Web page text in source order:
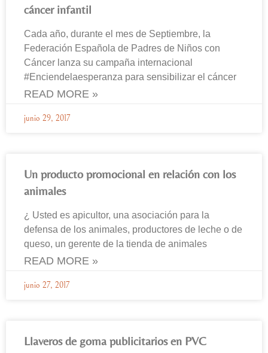
cáncer infantil
Cada año, durante el mes de Septiembre, la
Federación Española de Padres de Niños con
Cáncer lanza su campaña internacional
#Enciendelaesperanza para sensibilizar el cáncer
READ MORE »
junio 29, 2017
Un producto promocional en relación con los
animales
¿ Usted es apicultor, una asociación para la
defensa de los animales, productores de leche o de
queso, un gerente de la tienda de animales
READ MORE »
junio 27, 2017
Llaveros de goma publicitarios en PVC